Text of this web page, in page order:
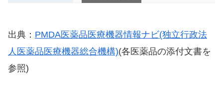
出典： PMDA医薬品医療機器情報ナビ(独立行政法
人医薬品医療機器総合機構)(各医薬品の添付文書を
参照)